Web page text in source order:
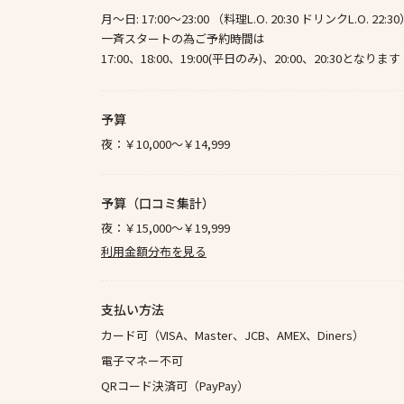
月～日: 17:00～23:00 （料理L.O. 20:30 ドリンクL.O. 22:30
一斉スタートの為ご予約時間は
17:00、18:00、19:00(平日のみ)、20:00、20:30となります
予算
夜： ￥10,000～￥14,999
予算（口コミ集計）
夜： ￥15,000～￥19,999
利用金額分布を見る
支払い方法
カード可（VISA、Master、JCB、AMEX、Diners）
電子マネー不可
QRコード決済可（PayPay）